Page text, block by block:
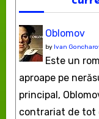
Oblomov
by Ivan
Este un
aproape pe
principal,
contrariat de tot